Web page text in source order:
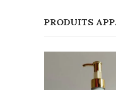
PRODUITS